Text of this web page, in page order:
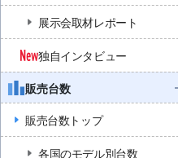
展示会取材レポート
独自インタビュー
販売台数
販売台数トップ
各国のモデル別台数